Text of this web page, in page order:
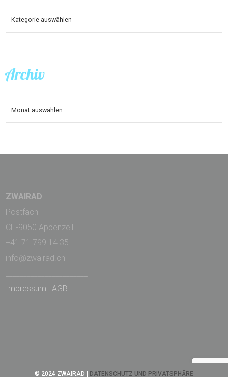
KATEGORIEN
Archiv
ARCHIV
ZWAIRAD
Postfach
CH-9050 Appenzell
+41 71 799 14 35
info@zwairad.ch
Impressum | AGB
© 2024 ZWAIRAD | DATENSCHUTZ UND PRIVATSPHÄRE